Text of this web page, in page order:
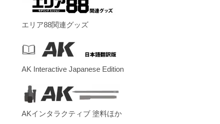
エリア88関連グッズ
AK Interactive Japanese Edition
AKインタラクティブ 塗料ほか